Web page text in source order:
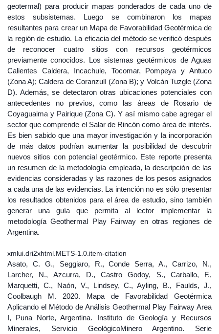
geotermal) para producir mapas ponderados de cada uno de
estos subsistemas. Luego se combinaron los mapas
resultantes para crear un Mapa de Favorabilidad Geotérmica de
la región de estudio. La eficacia del método se verificó después
de reconocer cuatro sitios con recursos geotérmicos
previamente conocidos. Los sistemas geotérmicos de Aguas
Calientes Caldera, Incachule, Tocomar, Pompeya y Antuco
(Zona A); Caldera de Coranzulí (Zona B); y Volcán Tuzgle (Zona
D). Además, se detectaron otras ubicaciones potenciales con
antecedentes no previos, como las áreas de Rosario de
Coyaguaima y Pairique (Zona C). Y así mismo cabe agregar el
sector que comprende el Salar de Rincón como área de interés.
Es bien sabido que una mayor investigación y la incorporación
de más datos podrían aumentar la posibilidad de descubrir
nuevos sitios con potencial geotérmico. Este reporte presenta
un resumen de la metodología empleada, la descripción de las
evidencias consideradas y las razones de los pesos asignados
a cada una de las evidencias. La intención no es sólo presentar
los resultados obtenidos para el área de estudio, sino también
generar una guía que permita al lector implementar la
metodología Geothermal Play Fairway en otras regiones de
Argentina.
xmlui.dri2xhtml.METS-1.0.item-citation
Asato, C. G., Seggiaro, R., Conde Serra, A., Carrizo, N.,
Larcher, N., Azcurra, D., Castro Godoy, S., Carballo, F.,
Marquetti, C., Naón, V., Lindsey, C., Ayling, B., Faulds, J.,
Coolbaugh M. 2020. Mapa de Favorabilidad Geotérmica
Aplicando el Método de Análisis Geothermal Play Fairway Area
I, Puna Norte, Argentina. Instituto de Geología y Recursos
Minerales, Servicio GeológicoMinero Argentino. Serie